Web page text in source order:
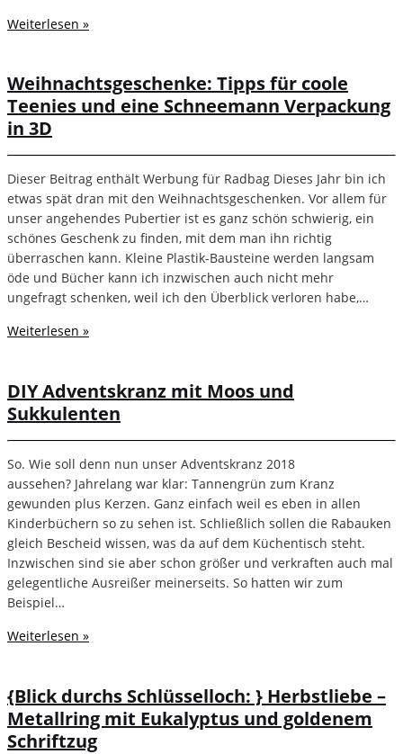
Weiterlesen »
Weihnachtsgeschenke: Tipps für coole
Teenies und eine Schneemann Verpackung
in 3D
Dieser Beitrag enthält Werbung für Radbag Dieses Jahr bin ich
etwas spät dran mit den Weihnachtsgeschenken. Vor allem für
unser angehendes Pubertier ist es ganz schön schwierig, ein
schönes Geschenk zu finden, mit dem man ihn richtig
überraschen kann. Kleine Plastik-Bausteine werden langsam
öde und Bücher kann ich inzwischen auch nicht mehr
ungefragt schenken, weil ich den Überblick verloren habe,…
Weiterlesen »
DIY Adventskranz mit Moos und
Sukkulenten
So. Wie soll denn nun unser Adventskranz 2018
aussehen? Jahrelang war klar: Tannengrün zum Kranz
gewunden plus Kerzen. Ganz einfach weil es eben in allen
Kinderbüchern so zu sehen ist. Schließlich sollen die Rabauken
gleich Bescheid wissen, was da auf dem Küchentisch steht.
Inzwischen sind sie aber schon größer und verkraften auch mal
gelegentliche Ausreißer meinerseits. So hatten wir zum
Beispiel…
Weiterlesen »
{Blick durchs Schlüsselloch: } Herbstliebe –
Metallring mit Eukalyptus und goldenem
Schriftzug